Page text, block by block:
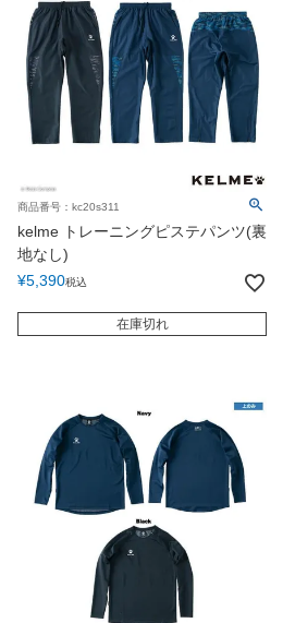
商品番号：kc20s311
kelme トレーニングピステパンツ(裏
地なし)
¥5,390税込
在庫切れ